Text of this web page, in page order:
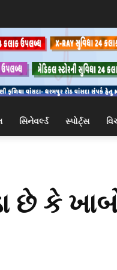
સિનેવર્લ્ડ સ્પોર્ટ્સ
છે કે